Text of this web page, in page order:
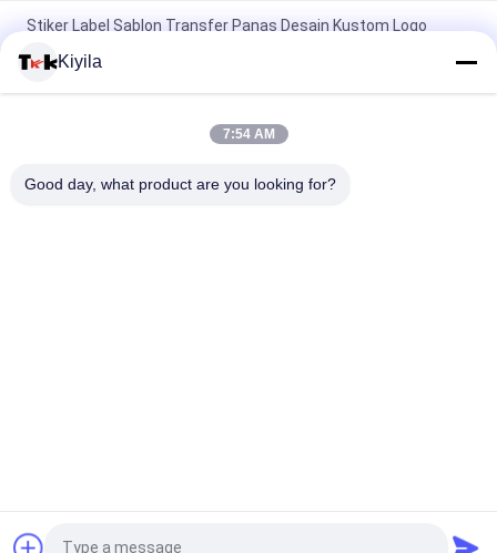
Stiker Label Sablon Transfer Panas Desain Kustom Logo
Perekat Silicone Patch Washable Patches Label Titik Sikat
Silicone Heat Transfer Patch
Kiyila
7:54 AM
Good day, what product are you looking for?